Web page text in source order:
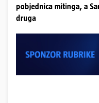
pobjednica mitinga, a
druga